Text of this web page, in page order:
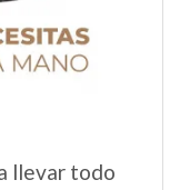
llevar todo